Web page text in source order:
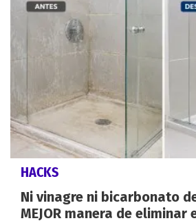
HACKS
Ni vinagre ni bicarbonato
MEJOR manera de